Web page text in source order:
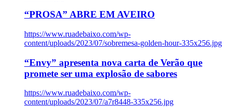
“PROSA” ABRE EM AVEIRO
https://www.ruadebaixo.com/wp-
content/uploads/2023/07/sobremesa-golden-hour-335x256.jpg
“Envy” apresenta nova carta de Verão que
promete ser uma explosão de sabores
https://www.ruadebaixo.com/wp-
content/uploads/2023/07/a7r8448-335x256.jpg